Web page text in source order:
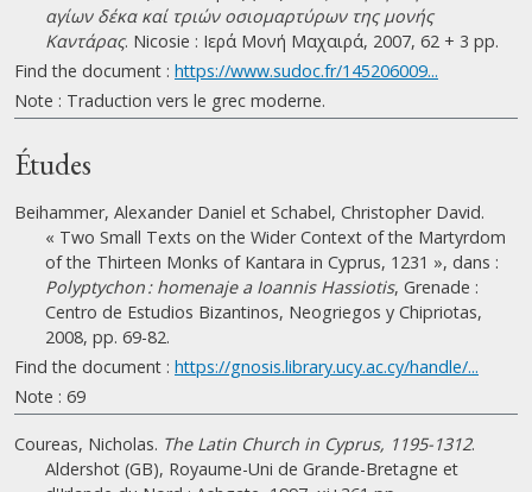
αγίων δέκα καί τριών οσιομαρτύρων της μονής
Καντάρας. Nicosie : Ιερά Μονή Μαχαιρά, 2007, 62 + 3 pp.
Find the document : https://www.sudoc.fr/145206009...
Note : Traduction vers le grec moderne.
Études
Beihammer, Alexander Daniel et Schabel, Christopher David.
« Two Small Texts on the Wider Context of the Martyrdom
of the Thirteen Monks of Kantara in Cyprus, 1231 », dans :
Polyptychon : homenaje a Ioannis Hassiotis, Grenade :
Centro de Estudios Bizantinos, Neogriegos y Chipriotas,
2008, pp. 69-82.
Find the document : https://gnosis.library.ucy.ac.cy/handle/...
Note : 69
Coureas, Nicholas. The Latin Church in Cyprus, 1195-1312.
Aldershot (GB), Royaume-Uni de Grande-Bretagne et